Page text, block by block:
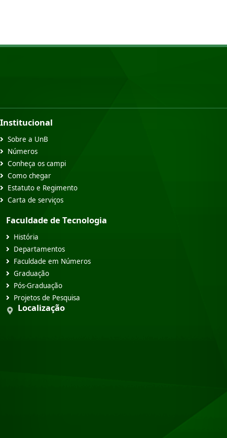
Institucional
Sobre a UnB
Números
Conheça os campi
Como chegar
Estatuto e Regimento
Carta de serviços
Faculdade de Tecnologia
História
Departamentos
Faculdade em Números
Graduação
Pós-Graduação
Projetos de Pesquisa
Localização